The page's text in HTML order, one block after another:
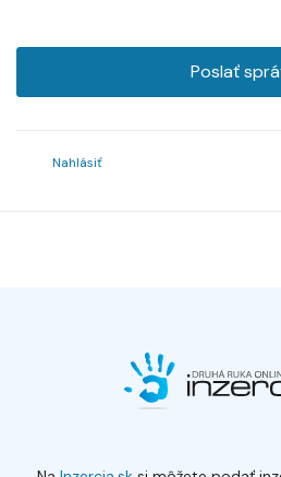
Poslať
Nahlásiť